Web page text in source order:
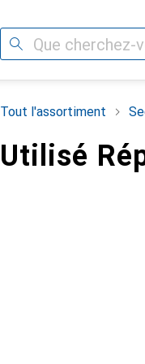
Recherche
Tout l'assortiment
Utilisé